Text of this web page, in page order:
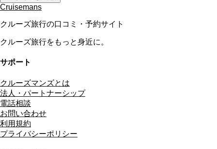
Cruisemans
クルーズ旅行の口コミ・予約サイト
クルーズ旅行をもっと身近に。
サポート
クルーズマンズとは
法人・パートナーシップ
電話相談
お問い合わせ
利用規約
プライバシーポリシー